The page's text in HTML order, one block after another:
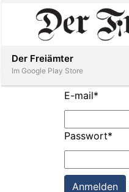
Inserieren
E-mail*
Passwort*
Der Freiämter
Im Google Play Store